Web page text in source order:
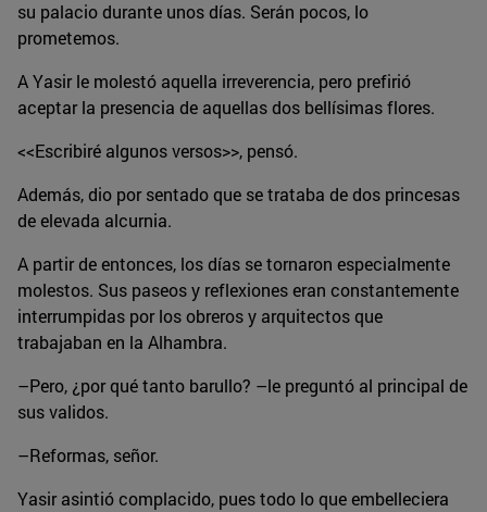
su palacio durante unos días. Serán pocos, lo
prometemos.
A Yasir le molestó aquella irreverencia, pero prefirió
aceptar la presencia de aquellas dos bellísimas flores.
<<Escribiré algunos versos>>, pensó.
Además, dio por sentado que se trataba de dos princesas
de elevada alcurnia.
A partir de entonces, los días se tornaron especialmente
molestos. Sus paseos y reflexiones eran constantemente
interrumpidas por los obreros y arquitectos que
trabajaban en la Alhambra.
–Pero, ¿por qué tanto barullo? –le preguntó al principal de
sus validos.
–Reformas, señor.
Yasir asintió complacido, pues todo lo que embelleciera